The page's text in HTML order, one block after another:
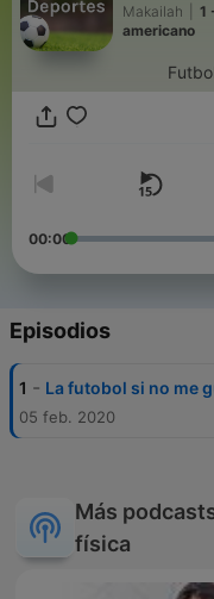
Makailah
1
americano
00:00
Episodios
1 - La futobol si no me
05 feb. 2020
Más
física